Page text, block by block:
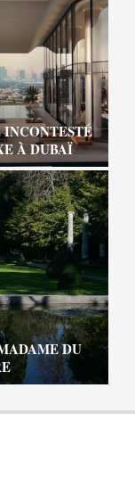
À DUBAÏ
DU